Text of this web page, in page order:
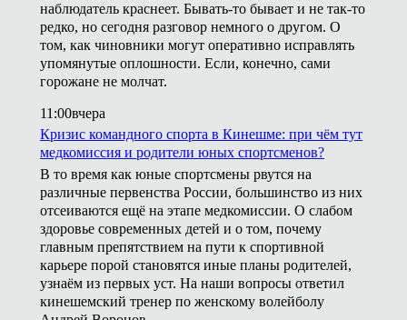
наблюдатель краснеет. Бывать-то бывает и не так-то
редко, но сегодня разговор немного о другом. О
том, как чиновники могут оперативно исправлять
упомянутые оплошности. Если, конечно, сами
горожане не молчат.
11:00вчера
Кризис командного спорта в Кинешме: при чём тут
медкомиссия и родители юных спортсменов?
В то время как юные спортсмены рвутся на
различные первенства России, большинство из них
отсеиваются ещё на этапе медкомиссии. О слабом
здоровье современных детей и о том, почему
главным препятствием на пути к спортивной
карьере порой становятся иные планы родителей,
узнаём из первых уст. На наши вопросы ответил
кинешемский тренер по женскому волейболу